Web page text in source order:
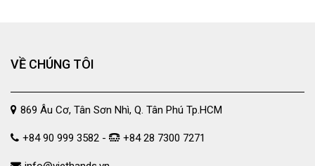
VỀ CHÚNG TÔI
869 Âu Cơ, Tân Sơn Nhì, Q. Tân Phú Tp.HCM
+84 90 999 3582 - +84 28 7300 7271